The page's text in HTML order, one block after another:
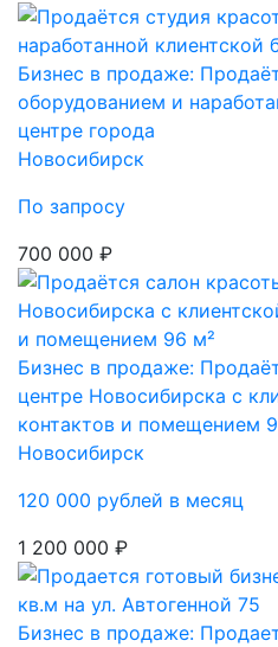
Бизнес в продаже:
оборудованием и
центре города
Новосибирск
По запросу
700 000 ₽
Бизнес в продаже:
центре Новосибирска с
контактов и помещением
Новосибирск
120 000 рублей в месяц
1 200 000 ₽
Бизнес в продаже: